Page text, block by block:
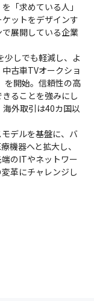
「求めている人」
ットをデザインす
展開している企業
少しでも軽減し、よ
古車TVオークショ
を開始。信頼性の高
ることを強みにし
外取引は40カ国以
デルを基盤に、バ
機器へと拡大し、
のITやネットワー
革にチャレンジし